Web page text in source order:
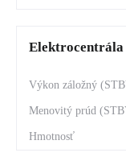
Elektrocentrála